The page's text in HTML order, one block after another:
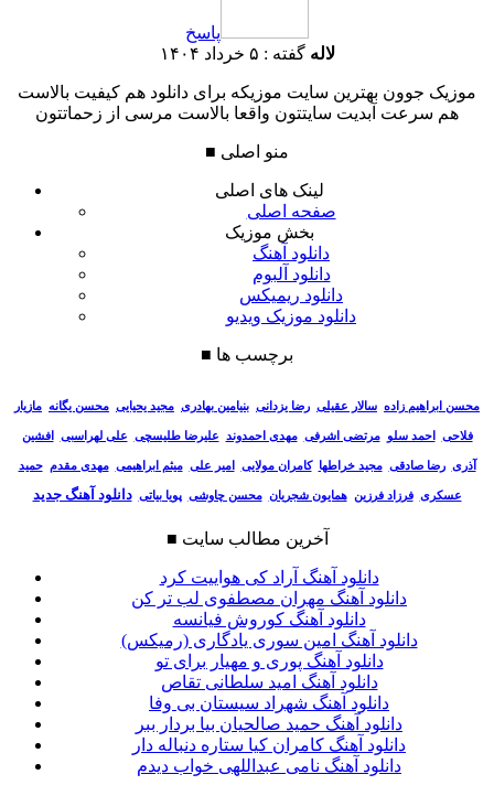
پاسخ
لاله گفته : ۵ خرداد ۱۴۰۴
موزیک جوون بهترین سایت موزیکه برای دانلود هم کیفیت بالاست
هم سرعت آبدیت سایتتون واقعا بالاست مرسی از زحماتتون
■ منو اصلی
لینک های اصلی
صفحه اصلی
بخش موزیک
دانلود آهنگ
دانلود آلبوم
دانلود ریمیکس
دانلود موزیک ویدیو
■ برچسب ها
محسن ابراهیم زاده سالار عقیلی رضا یزدانی بنیامین بهادری مجید یحیایی محسن یگانه مازیار
فلاحی احمد سلو مرتضی اشرفی مهدی احمدوند علیرضا طلیسچی علی لهراسبی افشین
آذری رضا صادقی مجید خراطها کامران مولایی امیر علی میثم ابراهیمی مهدی مقدم حمید
عسکری فرزاد فرزین همایون شجریان محسن چاوشی پویا بیاتی دانلود آهنگ جدید
■ آخرین مطالب سایت
دانلود آهنگ آراد کی هواییت کرد
دانلود آهنگ مهران مصطفوی لب تر کن
دانلود آهنگ کوروش فیانسه
دانلود آهنگ امین سوری یادگاری (رمیکس)
دانلود آهنگ پوری و مهیار برای تو
دانلود آهنگ امید سلطانی تقاص
دانلود آهنگ شهراد سیستان بی وفا
دانلود آهنگ حمید صالحیان بیا بردار ببر
دانلود آهنگ کامران کیا ستاره دنباله دار
دانلود آهنگ نامی عبداللهی خواب دیدم